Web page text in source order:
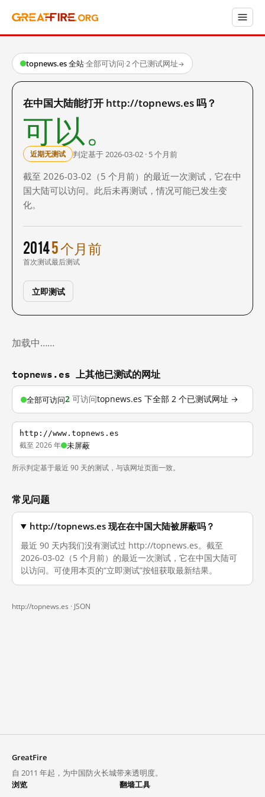
topnews.es 全站·全部可访问·2 个已测试网址→
在中国大陆能打开 http://topnews.es 吗？
可以。
近期无测试 判定基于 2026-03-02 · 5 个月前
截至 2026-03-02（5 个月前）的最近一次测试，它在中
国大陆可以访问。此后未再测试，情况可能已发生变
化。
2014
首次测试
5 个月前
最后测试
立即测试
加载中……
topnews.es 上其他已测试的网址
全部可访问2 可访问topnews.es 下全部 2 个已测试网址 →
http://www.topnews.es
截至 2026 年 未屏蔽
所示判定基于最近 90 天的测试，与该网址页面一致。
常见问题
http://topnews.es 现在在中国大陆被屏蔽吗？
最近 90 天内我们没有测试过 http://topnews.es。截至
2026-03-02（5 个月前）的最近一次测试，它在中国大陆可
以访问。可使用本页的“立即测试”按钮获取最新结果。
http://topnews.es · JSON
GreatFire
自 2011 年起，为中国防火长城带来透明度。
浏览
翻墙工具